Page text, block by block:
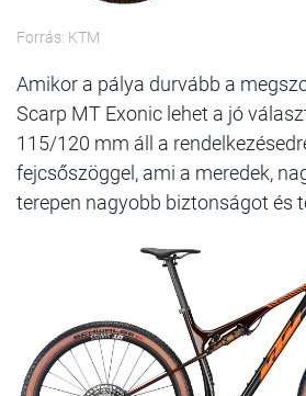
Forrás: KTM
Amikor a pálya durvább a
Scarp MT Exonic lehet a jó
115/120 mm áll a
fejcsőszöggel, ami a meredek,
terepen nagyobb biztonságot és